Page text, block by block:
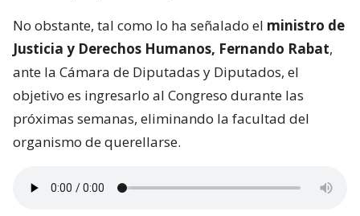
No obstante, tal como lo ha señalado el ministro de
Justicia y Derechos Humanos, Fernando Rabat,
ante la Cámara de Diputadas y Diputados, el
objetivo es ingresarlo al Congreso durante las
próximas semanas, eliminando la facultad del
organismo de querellarse.